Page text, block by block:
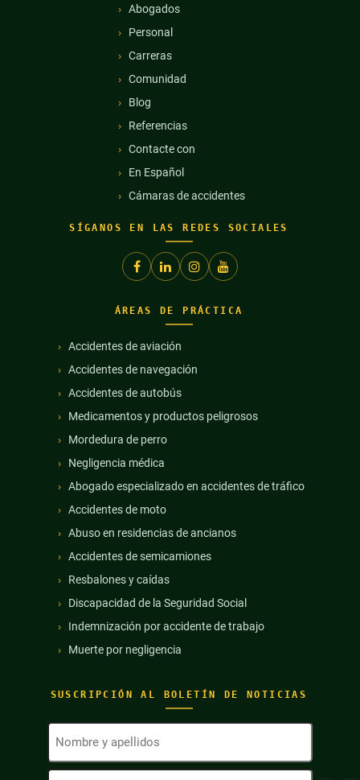
Abogados
Personal
Carreras
Comunidad
Blog
Referencias
Contacte con
En Español
Cámaras de accidentes
SÍGANOS EN LAS REDES SOCIALES
SUSCRIPCIÓN AL BOLETÍN DE NOTICIAS
Nombre
apellidos
Dirección
ÁREAS DE PRÁCTICA
Accidentes de aviación
Accidentes de navegación
Accidentes de autobús
Medicamentos y productos peligrosos
Mordedura de perro
Negligencia médica
Abogado especializado en accidentes de tráfico
Accidentes de moto
Abuso en residencias de ancianos
Accidentes de semicamiones
Resbalones y caídas
Discapacidad de la Seguridad Social
Indemnización por accidente de trabajo
Muerte por negligencia